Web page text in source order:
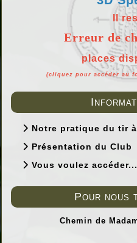
Il
Erreur de
places
(cliquez pour accéder au
Notre pratique du tir
Présentation du Club
Vous voulez accéder...
Pour nous
Chemin de